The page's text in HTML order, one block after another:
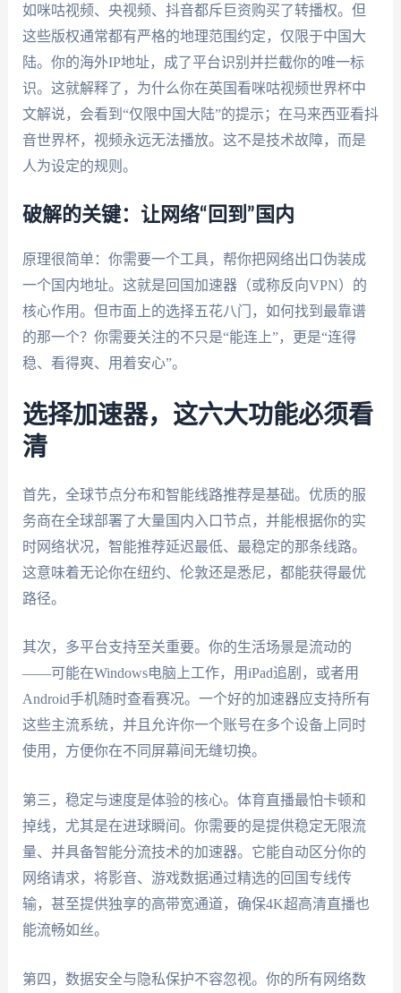
如咪咕视频、央视频、抖音都斥巨资购买了转播权。但
这些版权通常都有严格的地理范围约定，仅限于中国大
陆。你的海外IP地址，成了平台识别并拦截你的唯一标
识。这就解释了，为什么你在英国看咪咕视频世界杯中
文解说，会看到“仅限中国大陆”的提示；在马来西亚看抖
音世界杯，视频永远无法播放。这不是技术故障，而是
人为设定的规则。
破解的关键：让网络“回到”国内
原理很简单：你需要一个工具，帮你把网络出口伪装成
一个国内地址。这就是回国加速器（或称反向VPN）的
核心作用。但市面上的选择五花八门，如何找到最靠谱
的那一个？你需要关注的不只是“能连上”，更是“连得
稳、看得爽、用着安心”。
选择加速器，这六大功能必须看
清
首先，全球节点分布和智能线路推荐是基础。优质的服
务商在全球部署了大量国内入口节点，并能根据你的实
时网络状况，智能推荐延迟最低、最稳定的那条线路。
这意味着无论你在纽约、伦敦还是悉尼，都能获得最优
路径。
其次，多平台支持至关重要。你的生活场景是流动的
——可能在Windows电脑上工作，用iPad追剧，或者用
Android手机随时查看赛况。一个好的加速器应支持所有
这些主流系统，并且允许你一个账号在多个设备上同时
使用，方便你在不同屏幕间无缝切换。
第三，稳定与速度是体验的核心。体育直播最怕卡顿和
掉线，尤其是在进球瞬间。你需要的是提供稳定无限流
量、并具备智能分流技术的加速器。它能自动区分你的
网络请求，将影音、游戏数据通过精选的回国专线传
输，甚至提供独享的高带宽通道，确保4K超高清直播也
能流畅如丝。
第四，数据安全与隐私保护不容忽视。你的所有网络数